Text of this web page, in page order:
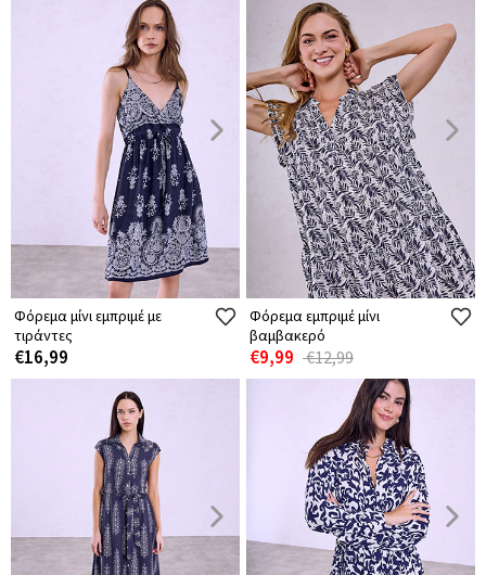
Φόρεμα μίνι εμπριμέ με
τιράντες
€16,99
Φόρεμα εμπριμέ μίνι
βαμβακερό
€9,99 €12,99